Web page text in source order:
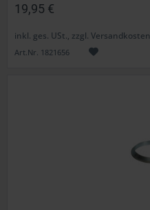
19,95 €
inkl. ges. USt., zzgl. Versandkosten
Art.Nr. 1821656